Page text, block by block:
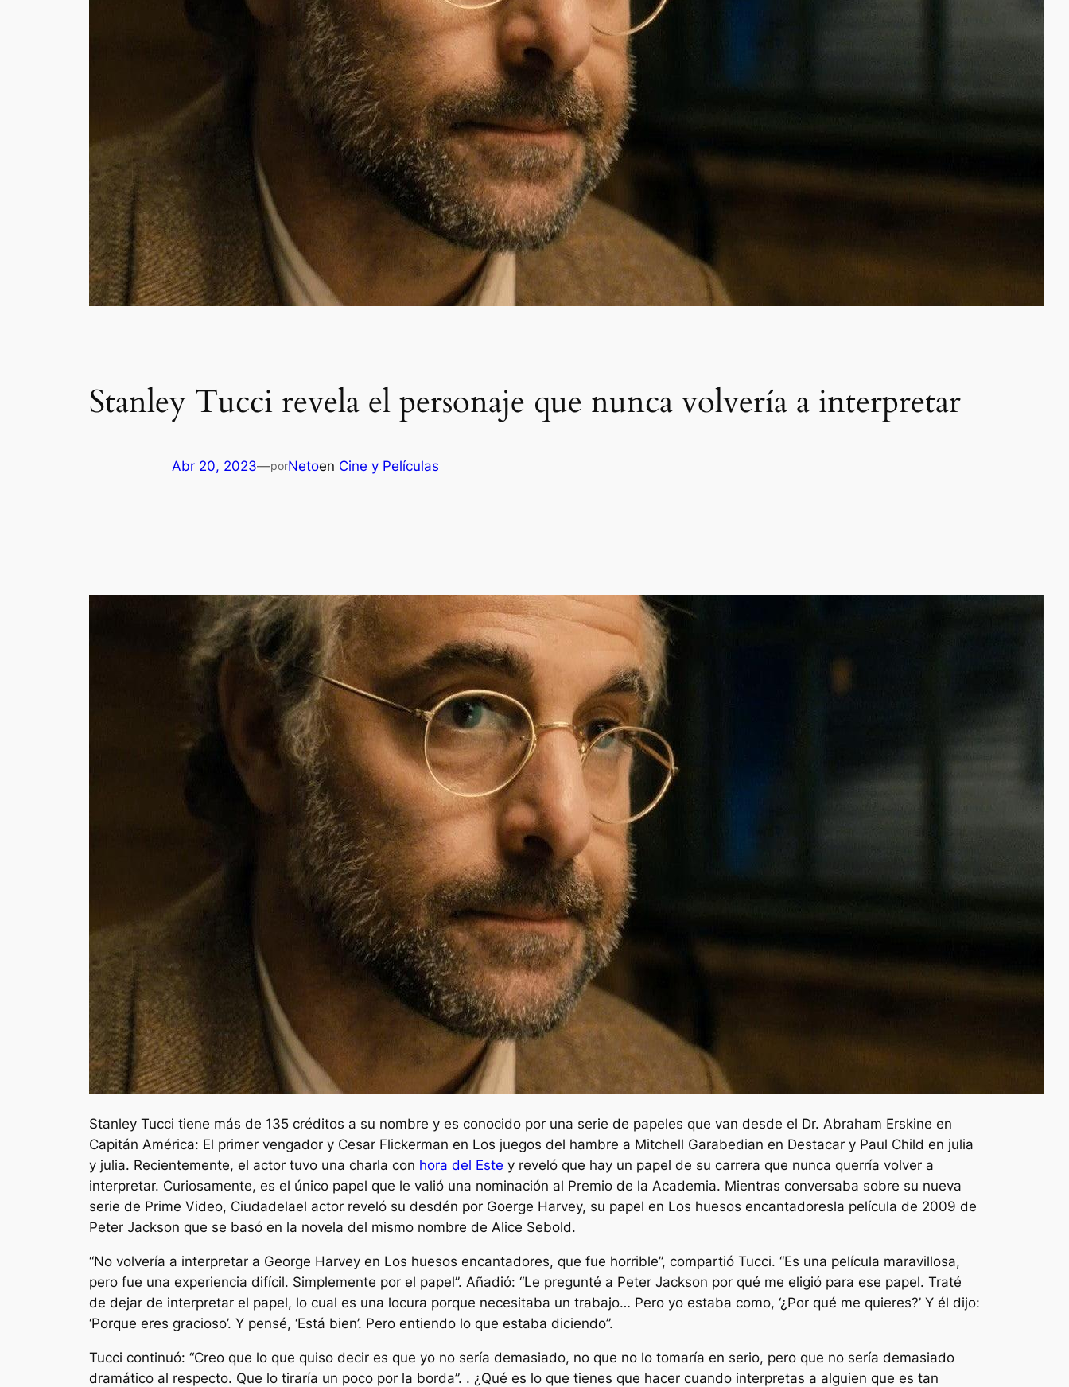
Stanley Tucci revela el personaje que nunca volvería a interpretar
Abr 20, 2023—porNetoen Cine y Películas
Stanley Tucci tiene más de 135 créditos a su nombre y es conocido por una serie de papeles que van desde el Dr. Abraham Erskine en
Capitán América: El primer vengador y Cesar Flickerman en Los juegos del hambre a Mitchell Garabedian en Destacar y Paul Child en julia
y julia. Recientemente, el actor tuvo una charla con hora del Este y reveló que hay un papel de su carrera que nunca querría volver a
interpretar. Curiosamente, es el único papel que le valió una nominación al Premio de la Academia. Mientras conversaba sobre su nueva
serie de Prime Video, Ciudadelael actor reveló su desdén por Goerge Harvey, su papel en Los huesos encantadoresla película de 2009 de
Peter Jackson que se basó en la novela del mismo nombre de Alice Sebold.
“No volvería a interpretar a George Harvey en Los huesos encantadores, que fue horrible”, compartió Tucci. “Es una película maravillosa,
pero fue una experiencia difícil. Simplemente por el papel”. Añadió: “Le pregunté a Peter Jackson por qué me eligió para ese papel. Traté
de dejar de interpretar el papel, lo cual es una locura porque necesitaba un trabajo… Pero yo estaba como, ‘¿Por qué me quieres?’ Y él dijo:
‘Porque eres gracioso’. Y pensé, ‘Está bien’. Pero entiendo lo que estaba diciendo”.
Tucci continuó: “Creo que lo que quiso decir es que yo no sería demasiado, no que no lo tomaría en serio, pero que no sería demasiado
dramático al respecto. Que lo tiraría un poco por la borda”. . ¿Qué es lo que tienes que hacer cuando interpretas a alguien que es tan